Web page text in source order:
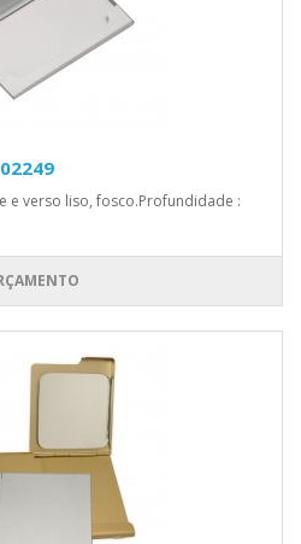
e verso liso, fosco.Profundidade :